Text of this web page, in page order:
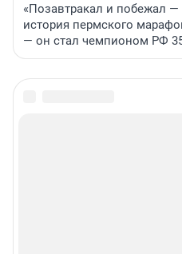
«Позавтракал и побежал —
история пермского
— он стал чемпионом РФ